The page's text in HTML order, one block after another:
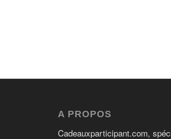
A PROPOS
Cadeauxparticipant.com,